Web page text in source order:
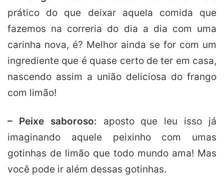
prático do que deixar aquela comida que
fazemos na correria do dia a dia com uma
carinha nova, é? Melhor ainda se for com um
ingrediente que é quase certo de ter em casa,
nascendo assim a união deliciosa do frango
com limão!
– Peixe saboroso: aposto que leu isso já
imaginando aquele peixinho com umas
gotinhas de limão que todo mundo ama! Mas
você pode ir além dessas gotinhas.